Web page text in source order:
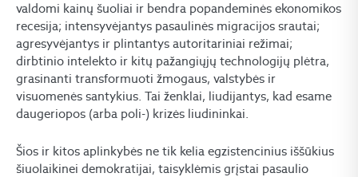
valdomi kainų šuoliai ir bendra popandeminės ekonomikos
recesija; intensyvėjantys pasaulinės migracijos srautai;
agresyvėjantys ir plintantys autoritariniai režimai;
dirbtinio intelekto ir kitų pažangiųjų technologijų plėtra,
grasinanti transformuoti žmogaus, valstybės ir
visuomenės santykius. Tai ženklai, liudijantys, kad esame
daugeriopos (arba poli-) krizės liudininkai.
Šios ir kitos aplinkybės ne tik kelia egzistencinius iššūkius
šiuolaikinei demokratijai, taisyklėmis grįstai pasaulio